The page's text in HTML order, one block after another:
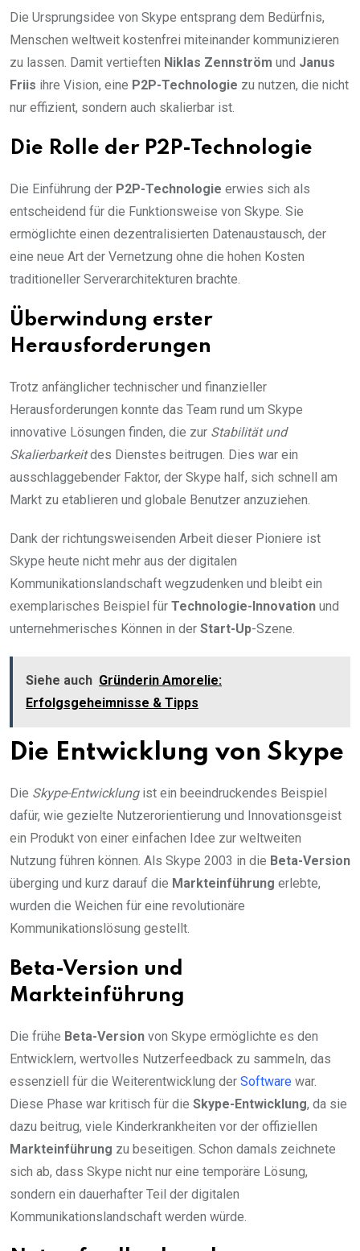
Die Ursprungsidee von Skype entsprang dem Bedürfnis,
Menschen weltweit kostenfrei miteinander kommunizieren
zu lassen. Damit vertieften Niklas Zennström und Janus
Friis ihre Vision, eine P2P-Technologie zu nutzen, die nicht
nur effizient, sondern auch skalierbar ist.
Die Rolle der P2P-Technologie
Die Einführung der P2P-Technologie erwies sich als
entscheidend für die Funktionsweise von Skype. Sie
ermöglichte einen dezentralisierten Datenaustausch, der
eine neue Art der Vernetzung ohne die hohen Kosten
traditioneller Serverarchitekturen brachte.
Überwindung erster
Herausforderungen
Trotz anfänglicher technischer und finanzieller
Herausforderungen konnte das Team rund um Skype
innovative Lösungen finden, die zur Stabilität und
Skalierbarkeitdes Dienstes beitrugen. Dies war ein
ausschlaggebender Faktor, der Skype half, sich schnell am
Markt zu etablieren und globale Benutzer anzuziehen.
Dank der richtungsweisenden Arbeit dieser Pioniere ist
Skype heute nicht mehr aus der digitalen
Kommunikationslandschaft wegzudenken und bleibt ein
exemplarisches Beispiel für Technologie-Innovation und
unternehmerisches Können in der Start-Up-Szene.
Siehe auch Gründerin Amorelie:
Erfolgsgeheimnisse & Tipps
Die Entwicklung von Skype
Die Skype-Entwicklungist ein beeindruckendes Beispiel
dafür, wie gezielte Nutzerorientierung und Innovationsgeist
ein Produkt von einer einfachen Idee zur weltweiten
Nutzung führen können. Als Skype 2003 in die Beta-Version
überging und kurz darauf die Markteinführung erlebte,
wurden die Weichen für eine revolutionäre
Kommunikationslösung gestellt.
Beta-Version und
Markteinführung
Die frühe Beta-Version von Skype ermöglichte es den
Entwicklern, wertvolles Nutzerfeedback zu sammeln, das
essenziell für die Weiterentwicklung der Software war.
Diese Phase war kritisch für die Skype-Entwicklung, da sie
dazu beitrug, viele Kinderkrankheiten vor der offiziellen
Markteinführung zu beseitigen. Schon damals zeichnete
sich ab, dass Skype nicht nur eine temporäre Lösung,
sondern ein dauerhafter Teil der digitalen
Kommunikationslandschaft werden würde.